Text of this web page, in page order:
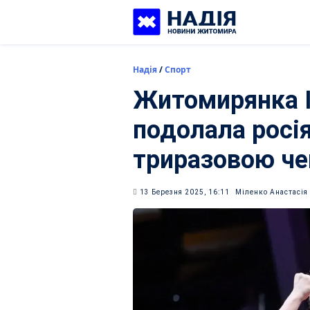
Надія/Спорт
Житомирянка
подолала
триразовою
13 Березня 2025, 16:11 Міленко Анастасія